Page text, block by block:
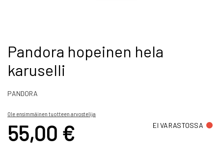
Skip
to
the
beginning
the
gallery
Pandora hopeinen hela
karuselli
PANDORA
Ole ensimmäinen tuotteen arvostelija
55,00 € EI VARASTOSSA